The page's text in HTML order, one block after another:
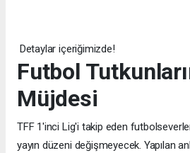
Detaylar içeriğimizde!
Futbol
Müjdesi
TFF 1'inci Lig'i takip eden
yayın düzeni değişmeyecek. Yapılan